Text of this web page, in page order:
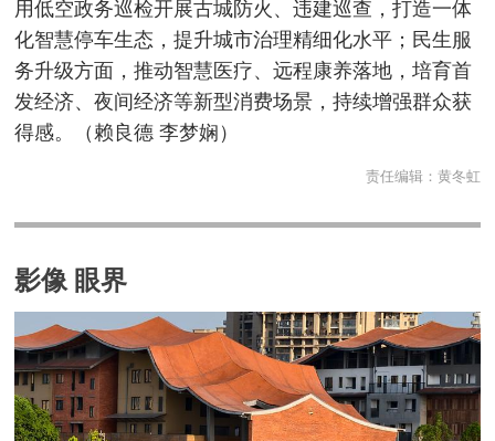
用低空政务巡检开展古城防火、违建巡查，打造一体
化智慧停车生态，提升城市治理精细化水平；民生服
务升级方面，推动智慧医疗、远程康养落地，培育首
发经济、夜间经济等新型消费场景，持续增强群众获
得感。（赖良德 李梦娴）
责任编辑： 黄冬虹
影像 眼界